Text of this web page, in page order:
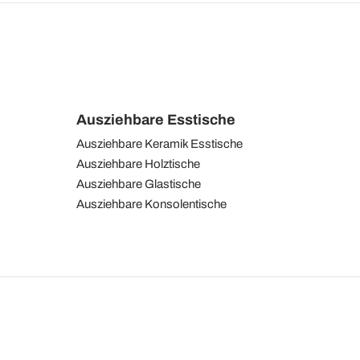
Ausziehbare Esstische
Ausziehbare Keramik Esstische
Ausziehbare Holztische
Ausziehbare Glastische
Ausziehbare Konsolentische